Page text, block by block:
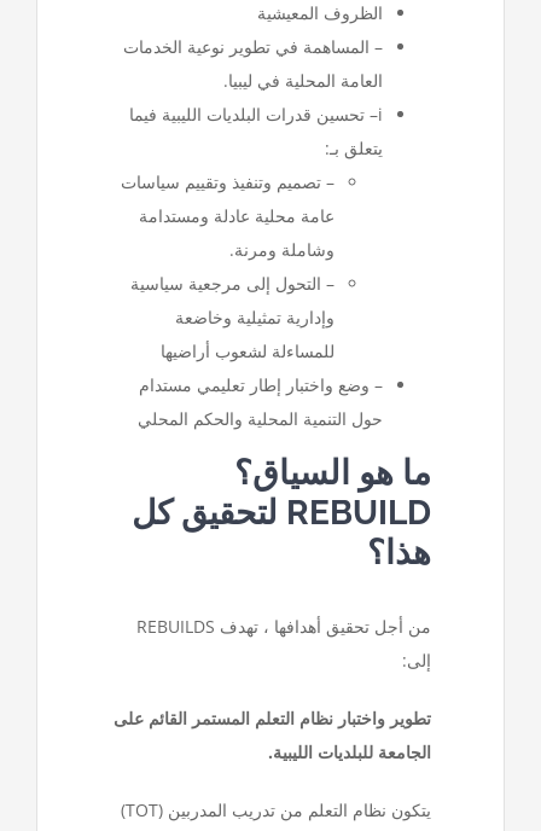
الظروف المعيشية
– المساهمة في تطوير نوعية الخدمات
العامة المحلية في ليبيا.
i– تحسين قدرات البلديات الليبية فيما
يتعلق بـ:
– تصميم وتنفيذ وتقييم سياسات
عامة محلية عادلة ومستدامة
وشاملة ومرنة.
– التحول إلى مرجعية سياسية
وإدارية تمثيلية وخاضعة
للمساءلة لشعوب أراضيها
– وضع واختبار إطار تعليمي مستدام
حول التنمية المحلية والحكم المحلي
ما هو السياق؟
REBUILD لتحقيق كل
هذا؟
من أجل تحقيق أهدافها ، تهدف REBUILDS
إلى:
تطوير واختبار نظام التعلم المستمر القائم على
الجامعة للبلديات الليبية.
يتكون نظام التعلم من تدريب المدربين (TOT)